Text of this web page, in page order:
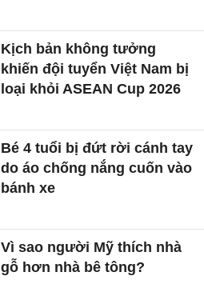
Kịch bản không tưởng
khiến đội tuyển Việt Nam bị
loại khỏi ASEAN Cup 2026
Bé 4 tuổi bị đứt rời cánh tay
do áo chống nắng cuốn vào
bánh xe
Vì sao người Mỹ thích nhà
gỗ hơn nhà bê tông?